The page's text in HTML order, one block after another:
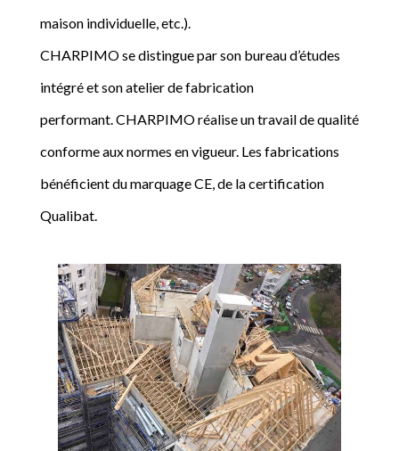
maison individuelle, etc.).
CHARPIMO se distingue par son bureau d’études
intégré et son atelier de fabrication
performant. CHARPIMO réalise un travail de qualité
conforme aux normes en vigueur. Les fabrications
bénéficient du marquage CE, de la certification
Qualibat.